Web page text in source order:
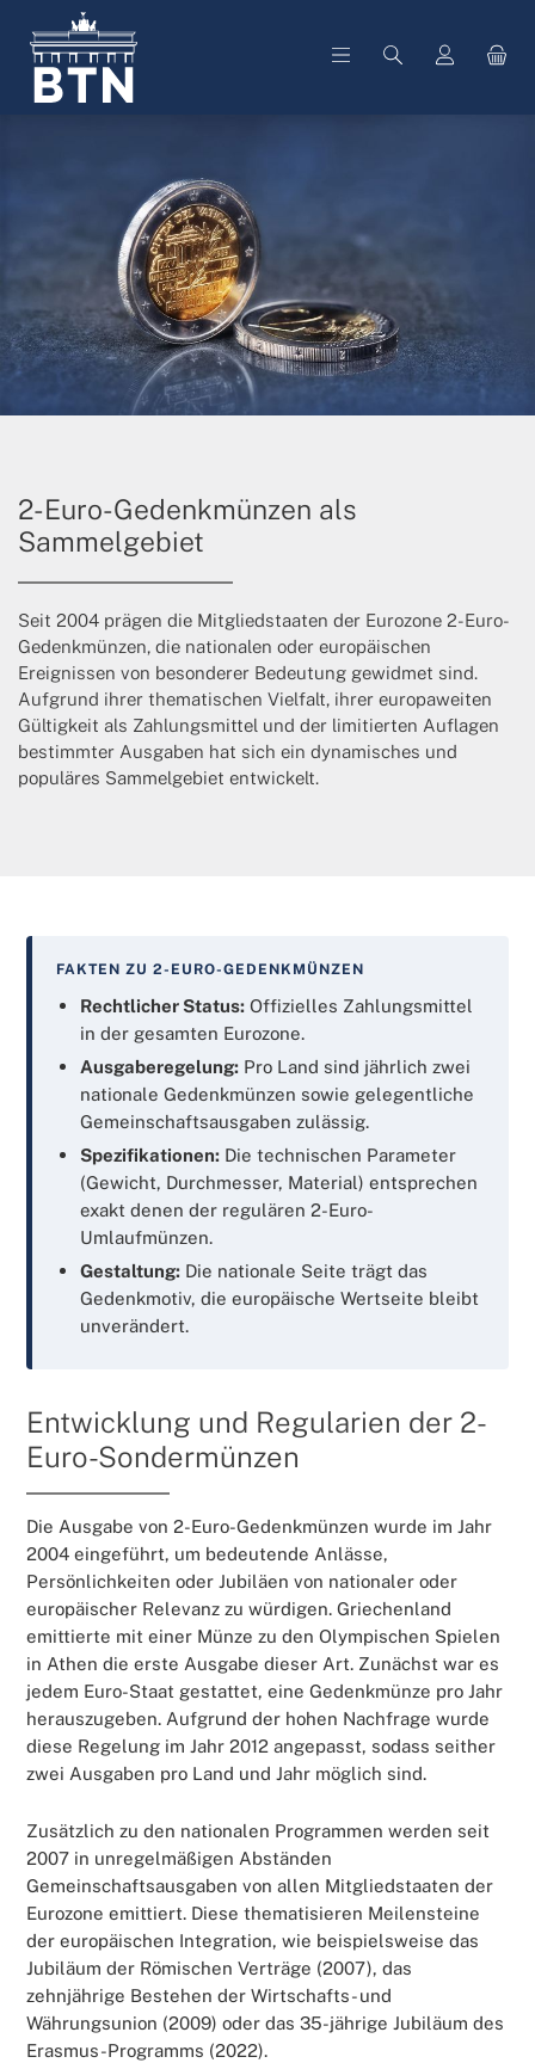
springen
2-Euro-Gedenkmünzen als
Sammelgebiet
Seit 2004 prägen die Mitgliedstaaten der Eurozone 2-Euro-
Gedenkmünzen, die nationalen oder europäischen
Ereignissen von besonderer Bedeutung gewidmet sind.
Aufgrund ihrer thematischen Vielfalt, ihrer europaweiten
Gültigkeit als Zahlungsmittel und der limitierten Auflagen
bestimmter Ausgaben hat sich ein dynamisches und
populäres Sammelgebiet entwickelt.
FAKTEN ZU 2-EURO-GEDENKMÜNZEN
Rechtlicher Status: Offizielles Zahlungsmittel
in der gesamten Eurozone.
Ausgaberegelung: Pro Land sind jährlich zwei
nationale Gedenkmünzen sowie gelegentliche
Gemeinschaftsausgaben zulässig.
Spezifikationen: Die technischen Parameter
(Gewicht, Durchmesser, Material) entsprechen
exakt denen der regulären 2-Euro-
Umlaufmünzen.
Gestaltung: Die nationale Seite trägt das
Gedenkmotiv, die europäische Wertseite bleibt
unverändert.
Entwicklung und Regularien der 2-
Euro-Sondermünzen
Die Ausgabe von 2-Euro-Gedenkmünzen wurde im Jahr
2004 eingeführt, um bedeutende Anlässe,
Persönlichkeiten oder Jubiläen von nationaler oder
europäischer Relevanz zu würdigen. Griechenland
emittierte mit einer Münze zu den Olympischen Spielen
in Athen die erste Ausgabe dieser Art. Zunächst war es
jedem Euro-Staat gestattet, eine Gedenkmünze pro Jahr
herauszugeben. Aufgrund der hohen Nachfrage wurde
diese Regelung im Jahr 2012 angepasst, sodass seither
zwei Ausgaben pro Land und Jahr möglich sind.
Zusätzlich zu den nationalen Programmen werden seit
2007 in unregelmäßigen Abständen
Gemeinschaftsausgaben von allen Mitgliedstaaten der
Eurozone emittiert. Diese thematisieren Meilensteine
der europäischen Integration, wie beispielsweise das
Jubiläum der Römischen Verträge (2007), das
zehnjährige Bestehen der Wirtschafts- und
Währungsunion (2009) oder das 35-jährige Jubiläum des
Erasmus-Programms (2022).